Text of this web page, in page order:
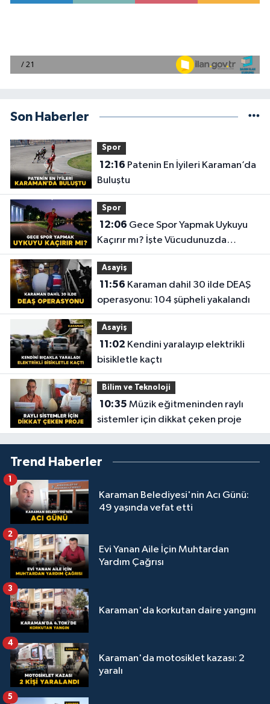
Son Haberler
Spor
12:16
Buluştu
Spor
12:06
Kaçırır mı? İşte Vücudunuzda
Yaşananlar!
Asayiş
11:56
operasyonu: 104 şüpheli yakalandı
Asayiş
11:02
bisikletle kaçtı
Bilim ve Teknoloji
10:35
sistemler için dikkat çeken proje
Trend Haberler
Karaman Belediyesi'nin Acı Günü:
49 yaşında vefat etti
1
Evi Yanan Aile İçin Muhtardan
Yardım Çağrısı
2
Karaman'da korkutan daire yangını
3
Karaman'da motosiklet kazası: 2
yaralı
4
5